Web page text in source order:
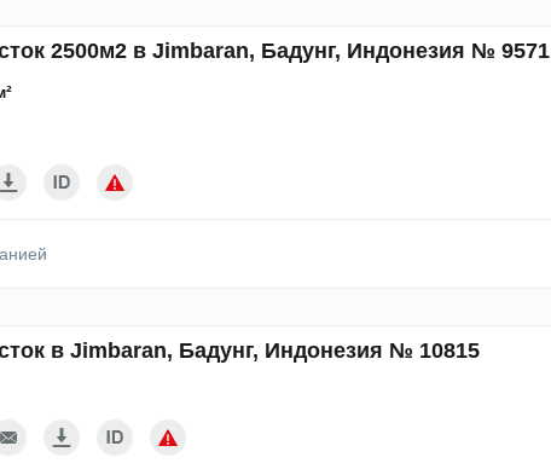
2500м2 в Jimbaran, Бадунг, Индонезия № 9571
в Jimbaran, Бадунг, Индонезия № 10815